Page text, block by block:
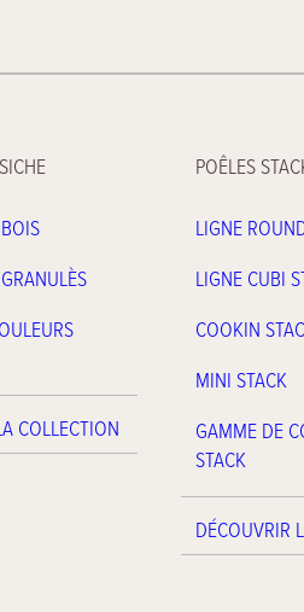
COLLECTION
POÊLES
LIGNE
LIGNE CUBI
COOKIN
MINI STACK
GAMME DE
STACK
DÉCOUVRIR